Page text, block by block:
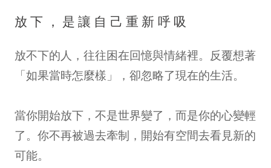
放下，是讓自己重新呼吸
放不下的人，往往困在回憶與情緒裡。反覆想著
「如果當時怎麼樣」，卻忽略了現在的生活。
當你開始放下，不是世界變了，而是你的心變輕
了。你不再被過去牽制，開始有空間去看見新的
可能。